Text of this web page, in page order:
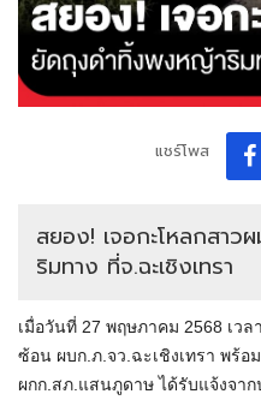
แชร์โพส
สยอง! เจอกะโหลกสา
ริมทาง ที่จ.ฉะเชิงเทรา
เมื่อวันที่ 27 พฤษภาคม 2568 เว
ซ้อน ผบก.ภ.จว.ฉะเชิงเทรา พร้
ผกก.สภ.แสนภูดาษ ได้รับแจ้งจา